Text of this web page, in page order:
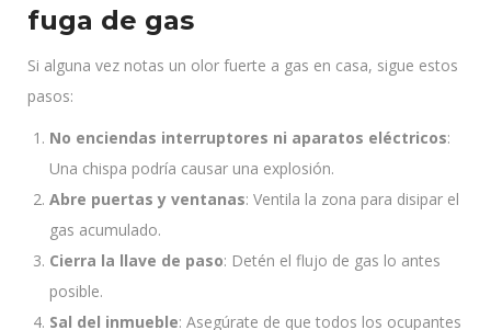
fuga de gas
Si alguna vez notas un olor fuerte a gas en casa, sigue estos
pasos:
No enciendas interruptores ni aparatos eléctricos:
Una chispa podría causar una explosión.
Abre puertas y ventanas: Ventila la zona para disipar el
gas acumulado.
Cierra la llave de paso: Detén el flujo de gas lo antes
posible.
Sal del inmueble: Asegúrate de que todos los ocupantes